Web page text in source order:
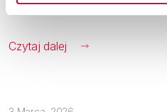
Otwarta Przestrzeń
Czytaj dalej